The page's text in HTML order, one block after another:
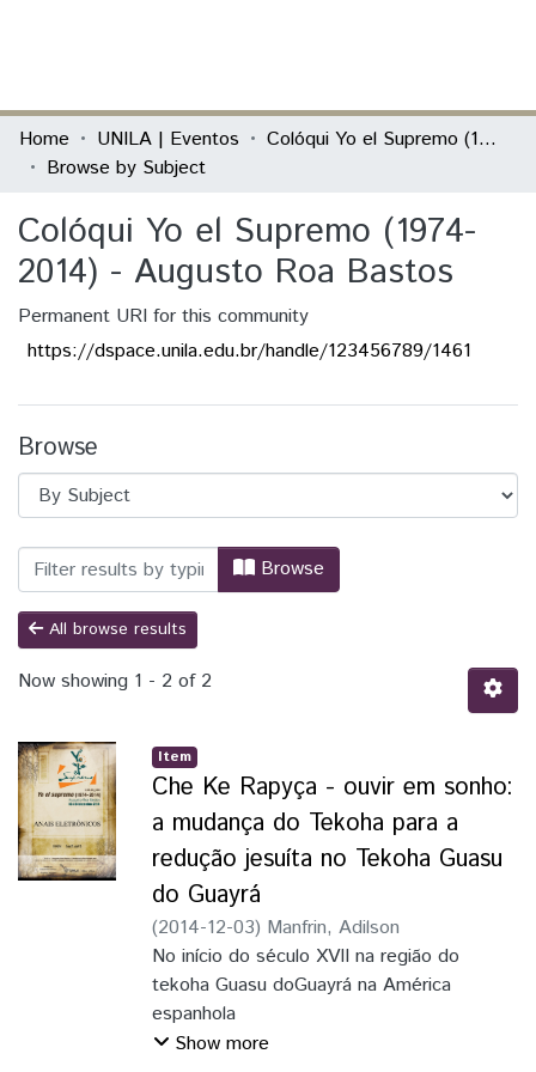
Communities & Collections
All of DSpace
Home UNILA | Eventos
Colóqui Yo el Supremo (1974-2014) - Augusto Roa Bastos
Browse by Subject
Colóqui Yo el Supremo (1974-
2014) - Augusto Roa Bastos
Permanent URI for this community
https://dspace.unila.edu.br/handle/123456789/1461
Browse
Browsing Colóqui Yo el Supremo
Browse
All browse results
Now showing 1 - 2 of 2
Item
Che Ke Rapyça - ouvir em sonho:
a mudança do Tekoha para a
redução jesuíta no Tekoha Guasu
do Guayrá
(2014-12-03) Manfrin, Adilson
No início do século XVII na região do
tekoha Guasu doGuayrá na América
espanhola
os Guarani estavam em crise, sofriam com
Show more